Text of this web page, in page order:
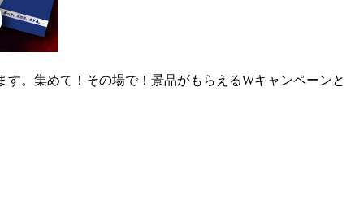
す。集めて！その場で！景品がもらえるWキャンペーンと